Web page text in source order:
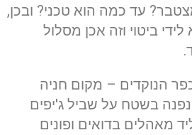
עד כמה הוא טכני? ובכן,
ביטוי וזה אכן מסלול
הנוקדים – מקום חניה
בשטח על שביל ג'יפים
מאהלים בדואים ופונים